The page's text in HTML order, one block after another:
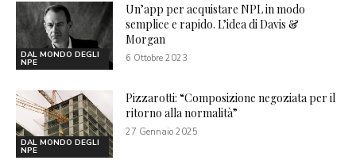
DAL MONDO DEGLI
NPE
Un’app per acquistare NPL in modo
semplice e rapido. L’idea di Davis &
Morgan
6 Ottobre 2023
DAL MONDO DEGLI
NPE
Pizzarotti: “Composizione negoziata per il
ritorno alla normalità”
27 Gennaio 2025